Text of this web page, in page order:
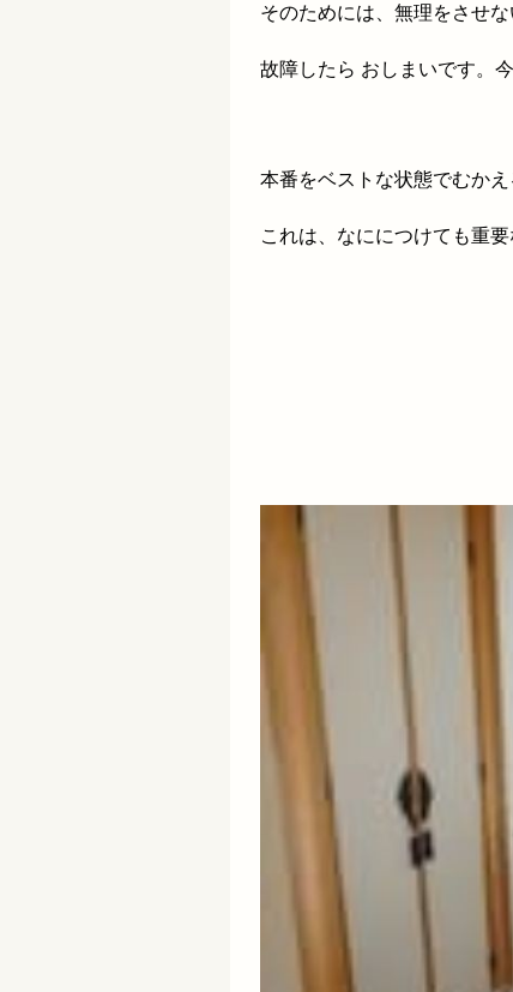
そのためには、無理をさせな
故障したら おしまいです。
本番をベストな状態でむかえ
これは、なににつけても重